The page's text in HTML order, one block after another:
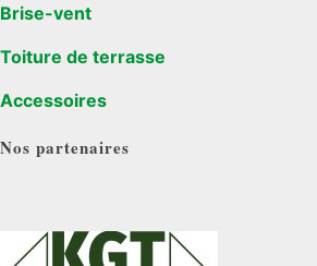
Brise-vent
Toiture de terrasse
Accessoires
Nos partenaires